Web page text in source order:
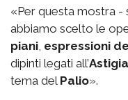
«Per questa mostra -
abbiamo scelto le
piani espressioni
dipinti legati all’
tema del Palio».